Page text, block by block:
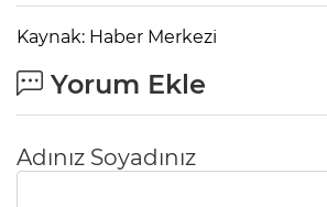
Kaynak: Haber Merkezi
Yorum Ekle
Adınız Soyadınız